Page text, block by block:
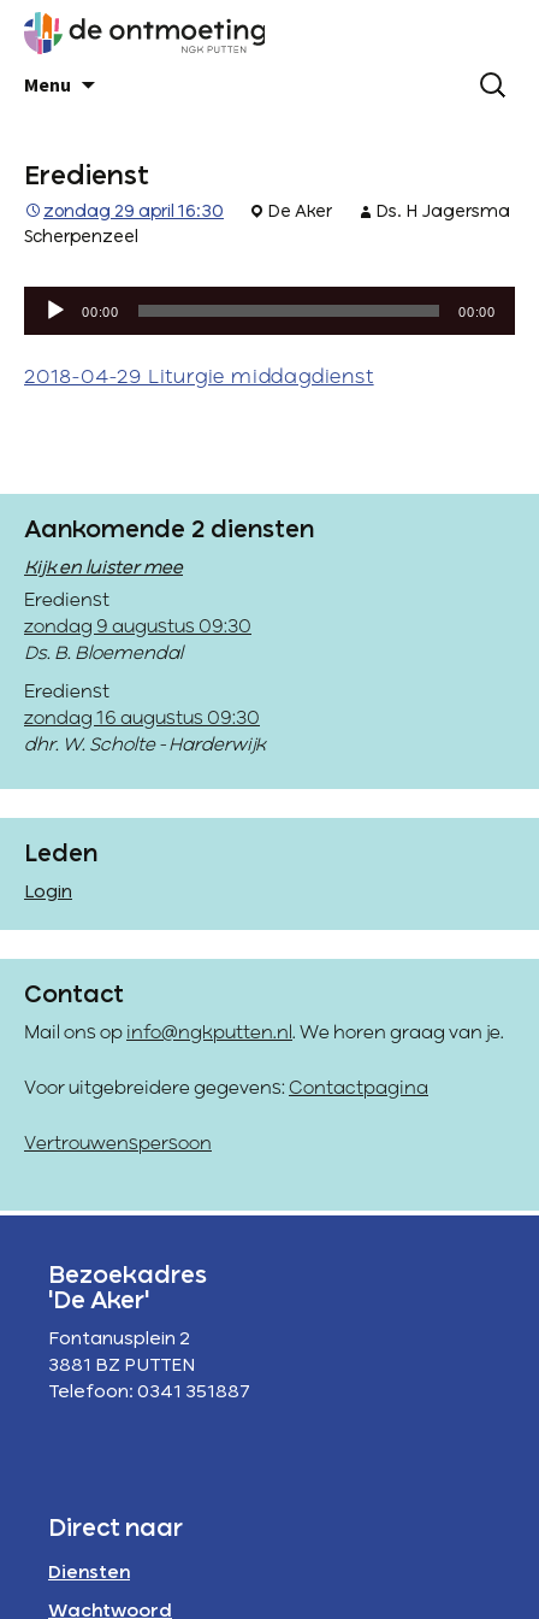
Menu
Eredienst
zondag 29 april 16:30 De Aker
Ds. H Jagersma
Scherpenzeel
Audiospeler
00:00 00:00
2018-04-29 Liturgie middagdienst
Aankomende 2 diensten
Kijk en luister mee
Eredienst
zondag 9 augustus 09:30
Ds. B. Bloemendal
Eredienst
zondag 16 augustus 09:30
dhr. W. Scholte - Harderwijk
Leden
Login
Contact
Mail ons op info@ngkputten.nl . We horen graag van je.
Voor uitgebreidere gegevens: Contactpagina
Vertrouwenspersoon
Bezoekadres
'De Aker'
Fontanusplein 2
3881 BZ PUTTEN
Telefoon: 0341 351887
Direct naar
Diensten
Wachtwoord